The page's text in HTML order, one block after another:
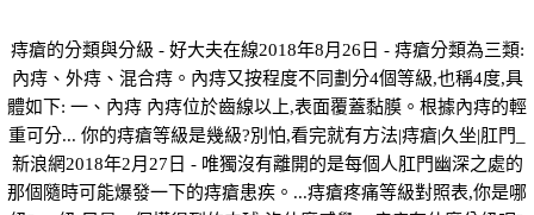
痔瘡的分類與分級 - 好大夫在線2018年8月26日 - 痔瘡分類為三類:
內痔、外痔、混合痔。內痔又按程度不同劃分4個等級,也稱4度,具
體如下: 一、內痔 內痔位於齒線以上,表面覆蓋黏膜。根據內痔的輕
重可分... 你的痔瘡等級是幾級?別怕,看完就有方法|痔瘡|久坐|肛門_
新浪網2018年2月27日 - 唯獨沒有離開的是每個人肛門幽深之處的
那個隨時可能爆發一下的痔瘡患疾。...痔瘡疼痛等級對照表,你是哪